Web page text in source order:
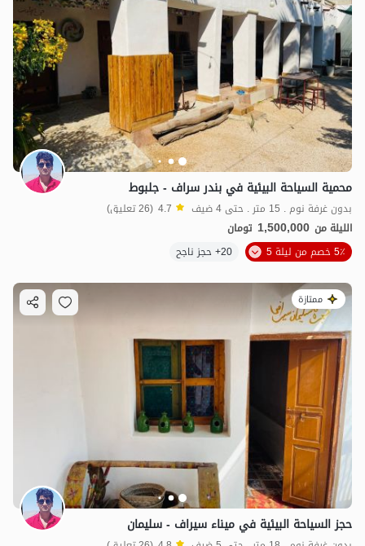
محمية السياحة البيئية في بندر سراف - جلبوط
بدون غرفة نوم . 15 متر . حتى 4 ضيف 4.7 (26 تعليق)
الليلة من 1,500,000 تومان
5٪ خصم من ليلة 5
20+ حجز ناجح
ممتازة
حجز السياحة البيئية في ميناء سيراف - سليمان